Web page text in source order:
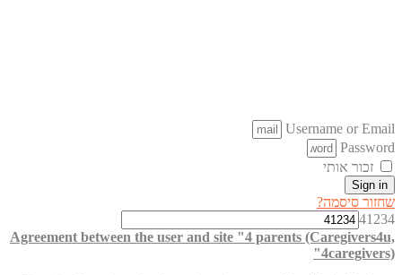
Username or Email
Password
זכור אותי
Sign in
שחזור סיסמה?
41234
Agreement between the user and site "4 parents (Caregivers4u,
4caregivers)"